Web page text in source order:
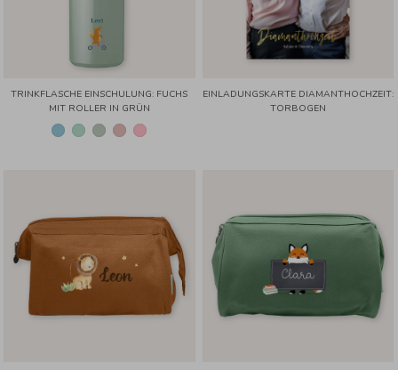
TRINKFLASCHE EINSCHULUNG: FUCHS
MIT ROLLER IN GRÜN
EINLADUNGSKARTE DIAMANTHOCHZEIT:
TORBOGEN